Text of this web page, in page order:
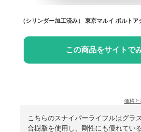
この商品をサイトで
価格と
こちらのスナイパーライフルはグラ
合樹脂を使用し、剛性にも優れてい